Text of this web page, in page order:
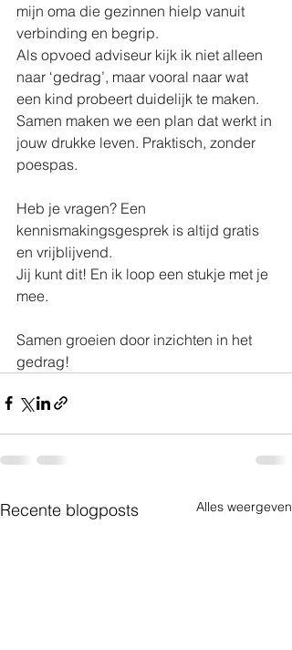
mijn oma die gezinnen hielp vanuit
verbinding en begrip.
Als opvoed adviseur kijk ik niet alleen
naar ‘gedrag’, maar vooral naar wat
een kind probeert duidelijk te maken.
Samen maken we een plan dat werkt in
jouw drukke leven. Praktisch, zonder
poespas.
Heb je vragen? Een
kennismakingsgesprek is altijd gratis
en vrijblijvend.
Jij kunt dit! En ik loop een stukje met je
mee.
Samen groeien door inzichten in het
gedrag!
Recente blogposts Alles weergeven